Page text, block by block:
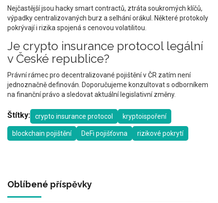
Nejčastější jsou hacky smart contractů, ztráta soukromých klíčů,
výpadky centralizovaných burz a selhání orákul. Některé protokoly
pokrývají i rizika spojená s cenovou volatilitou.
Je crypto insurance protocol legální
v České republice?
Právní rámec pro decentralizované pojištění v ČR zatím není
jednoznačně definován. Doporučujeme konzultovat s odborníkem
na finanční právo a sledovat aktuální legislativní změny.
Štítky: crypto insurance protocol kryptoispoření
blockchain pojištění DeFi pojišťovna rizikové pokrytí
Oblíbené příspěvky